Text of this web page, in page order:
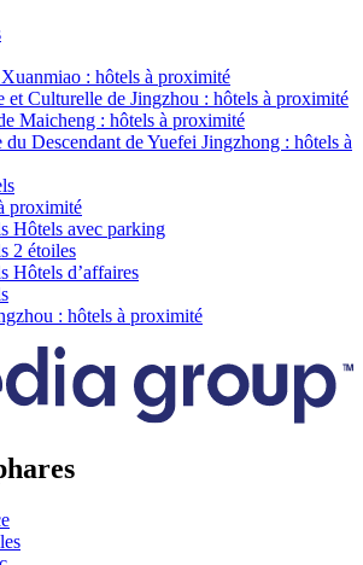
: hôtels à proximité
et Culturelle de Jingzhou : hôtels à proximité
Maicheng : hôtels à proximité
du Descendant de Yuefei Jingzhong : hôtels à
proximité
Hôtels avec parking
2 étoiles
Hôtels d’affaires
: hôtels à proximité